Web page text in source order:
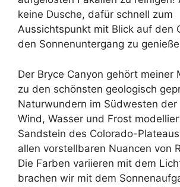
keine Dusche, dafür schnell zum
Aussichtspunkt mit Blick auf den
den Sonnenuntergang zu
Der Bryce Canyon gehört meiner
zu den schönsten geologisch
Naturwundern im Südwesten der
Wind, Wasser und Frost
Sandstein des Colorado-
allen vorstellbaren Nuancen von
Die Farben variieren mit dem
brachen wir mit dem